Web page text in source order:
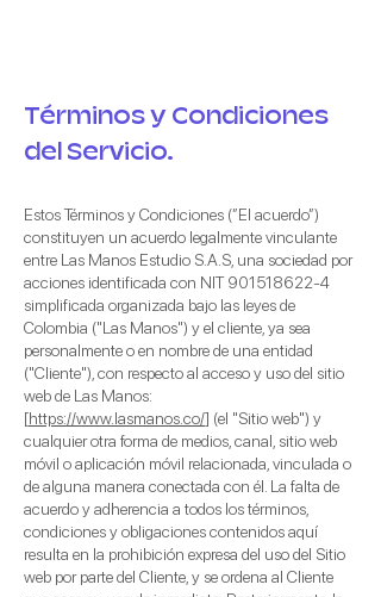
Términos y Condiciones
del Servicio.
Estos Términos y Condiciones (”El acuerdo”)
constituyen un acuerdo legalmente vinculante
entre Las Manos Estudio S.A.S, una sociedad por
acciones identificada con NIT901518622-4
simplificada organizada bajo las leyes de
Colombia ("Las Manos") y el cliente, ya sea
personalmente o en nombre de una entidad
("Cliente"), con respecto al acceso y usodel sitio
webde Las Manos:
[https://www.lasmanos.co/] (el "Sitio web") y
cualquier otra forma de medios, canal, sitio web
móvil o aplicación móvil relacionada, vinculada o
de alguna manera conectada con él. La falta de
acuerdo y adherencia a todos los términos,
condiciones y obligaciones contenidos aquí
resulta en la prohibición expresa del uso del Sitio
web por parte del Cliente, y se ordena al Cliente